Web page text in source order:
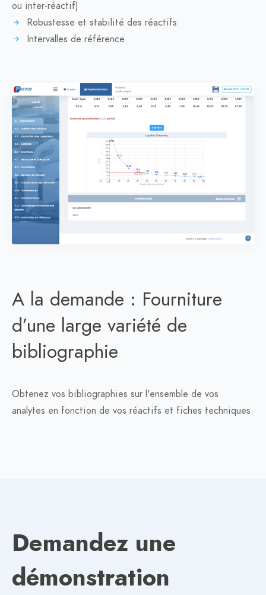
ou inter-réactif)
Robustesse et stabilité des réactifs
Intervalles de référence
A la demande : Fourniture
d’une large variété de
bibliographie
Obtenez vos bibliographies sur l'ensemble de vos
analytes en fonction de vos réactifs et fiches techniques.
Demandez une
démonstration